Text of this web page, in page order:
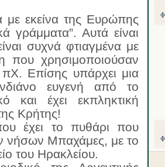
με εκείνα της Ευρώπης
γράμματα”. Αυτά είναι
συχνά φτιαγμένα με
που χρησιμοποιούσαν
πΧ. Επίσης υπάρχει μια
ευγενή από το
και έχει εκπληκτική
Κρήτης!
έχει το πυθάρι που
νήσων Μπαχάμες, με το
του Ηρακλείου.